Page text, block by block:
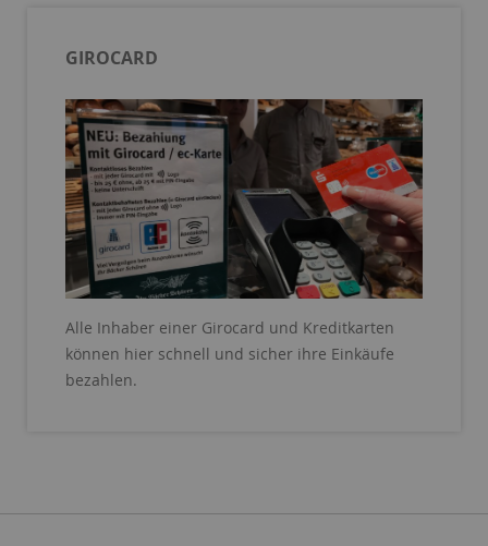
GIROCARD
Alle Inhaber einer Girocard und Kreditkarten
können hier schnell und sicher ihre Einkäufe
bezahlen.